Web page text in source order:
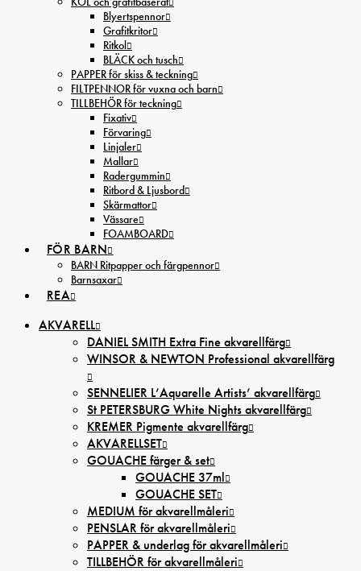
Blyertspennor
Grafitkritor
Ritkol
BLÄCK och tusch
PAPPER för skiss & teckning
FILTPENNOR för vuxna och barn
TILLBEHÖR för teckning
Fixativ
Förvaring
Linjaler
Mallar
Radergummin
Ritbord & Ljusbord
Skärmattor
Vässare
FOAMBOARD
FÖR BARN
BARN Ritpapper och färgpennor
Barnsaxar
REA
AKVARELL
DANIEL SMITH Extra Fine akvarellfärg
WINSOR & NEWTON Professional akvarellfärg
SENNELIER L’Aquarelle Artists’ akvarellfärg
St PETERSBURG White Nights akvarellfärg
KREMER Pigmente akvarellfärg
AKVARELLSET
GOUACHE färger & set
GOUACHE 37ml
GOUACHE SET
MEDIUM för akvarellmåleri
PENSLAR för akvarellmåleri
PAPPER & underlag för akvarellmåleri
TILLBEHÖR för akvarellmåleri